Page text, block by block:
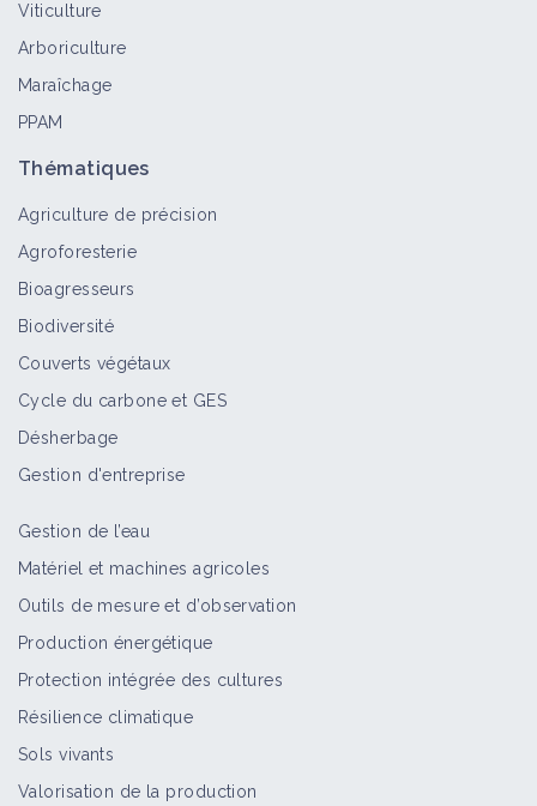
Viticulture
Arboriculture
Maraîchage
PPAM
Thématiques
Agriculture de précision
Agroforesterie
Bioagresseurs
Biodiversité
Couverts végétaux
Cycle du carbone et GES
Désherbage
Gestion d'entreprise
Gestion de l’eau
Matériel et machines agricoles
Outils de mesure et d’observation
Production énergétique
Protection intégrée des cultures
Résilience climatique
Sols vivants
Valorisation de la production